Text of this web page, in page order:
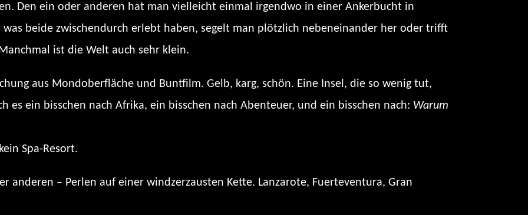
Den ein oder anderen hat man vielleicht einmal irgendwo in einer Ankerbucht in
beide zwischendurch erlebt haben, segelt man plötzlich nebeneinander her oder trifft
ist die Welt auch sehr klein.
aus Mondoberfläche und Buntfilm. Gelb, karg, schön. Eine Insel, die so wenig tut,
es ein bisschen nach Afrika, ein bisschen nach Abenteuer, und ein bisschen nach: Warum
Spa-Resort.
anderen – Perlen auf einer windzerzausten Kette. Lanzarote, Fuerteventura, Gran